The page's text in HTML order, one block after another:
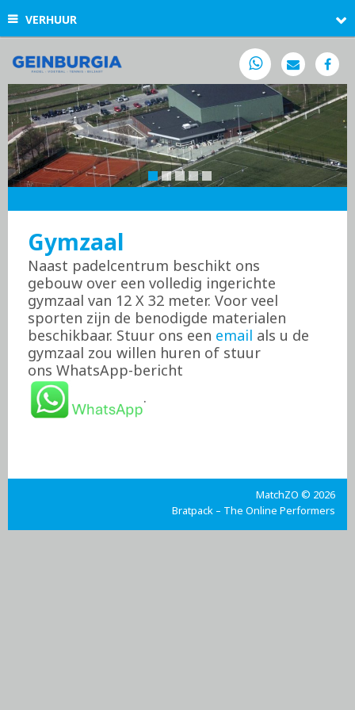
VERHUUR
Gymzaal
Naast padelcentrum beschikt ons
gebouw over een volledig ingerichte
gymzaal van 12 X 32 meter. Voor veel
sporten zijn de benodigde materialen
beschikbaar. Stuur ons een email als u de
gymzaal zou willen huren of stuur
ons WhatsApp-bericht
.
MatchZO © 2026
Bratpack – The Online Performers